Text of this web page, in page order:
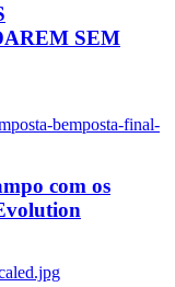
SEM
bemposta-final-
com os